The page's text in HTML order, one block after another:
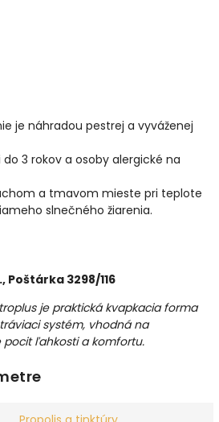
je náhradou pestrej a vyváženej
3 rokov a osoby alergické na
a tmavom mieste pri teplote
slnečného žiarenia.
Poštárka 3298/116
je praktická kvapkacia forma
systém, vhodná na
pocit ľahkosti a komfortu.